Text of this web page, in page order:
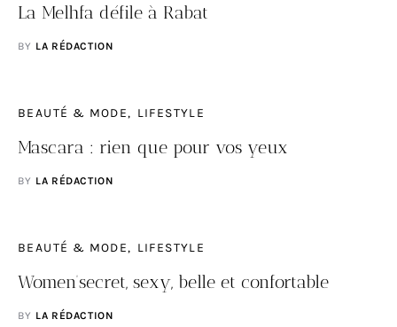
La Melhfa défile à Rabat
BY LA RÉDACTION
BEAUTÉ & MODE LIFESTYLE
Mascara : rien que pour vos yeux
BY LA RÉDACTION
BEAUTÉ & MODE LIFESTYLE
Women’secret, sexy, belle et confortable
BY LA RÉDACTION